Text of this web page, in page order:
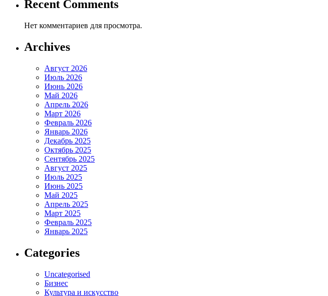
Recent Comments
Нет комментариев для просмотра.
Archives
Август 2026
Июль 2026
Июнь 2026
Май 2026
Апрель 2026
Март 2026
Февраль 2026
Январь 2026
Декабрь 2025
Октябрь 2025
Сентябрь 2025
Август 2025
Июль 2025
Июнь 2025
Май 2025
Апрель 2025
Март 2025
Февраль 2025
Январь 2025
Categories
Uncategorised
Бизнес
Культура и искусство